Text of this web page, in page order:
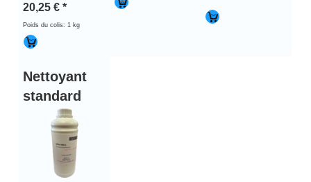
20,25 € *
Poids du colis: 1 kg
Nettoyant
standard